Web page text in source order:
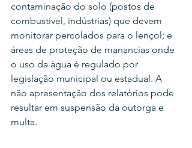
contaminação do solo (postos de
combustível, indústrias) que devem
monitorar percolados para o lençol; e
áreas de proteção de manancias onde
o uso da água é regulado por
legislação municipal ou estadual. A
não apresentação dos relatórios pode
resultar em suspensão da outorga e
multa.